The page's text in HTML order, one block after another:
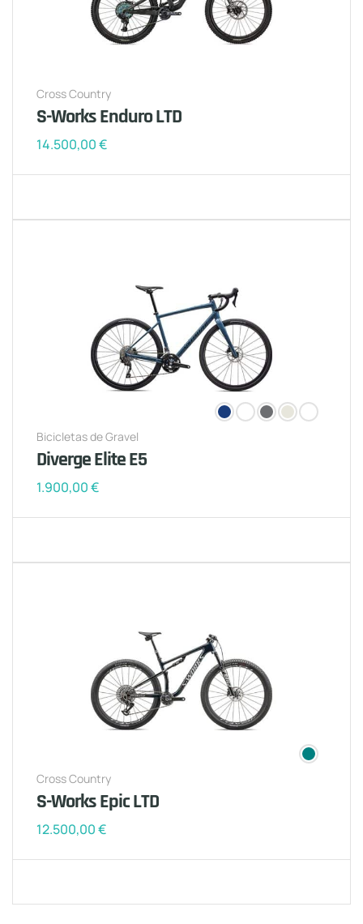
Cross Country
S-Works Enduro LTD
14.500,00€
Bicicletas de Gravel
Diverge Elite E5
1.900,00€
Cross Country
S-Works Epic LTD
12.500,00€